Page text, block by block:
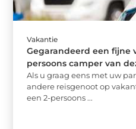
Vakantie
Gegarandeerd een fijne
persoons camper van
Als u graag eens met uw
andere reisgenoot op
een 2-persoons ...